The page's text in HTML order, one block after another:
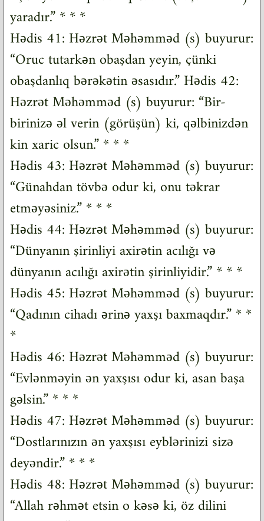
yaradır.” * * *
Hədis 41: Həzrət Məhəmməd (s) buyurur:
“Oruc tutarkən obaşdan yeyin, çünki
obaşdanlıq bərəkətin əsasıdır.” Hədis 42:
Həzrət Məhəmməd (s) buyurur: “Bir-
birinizə əl verin (görüşün) ki, qəlbinizdən
kin xaric olsun.” * * *
Hədis 43: Həzrət Məhəmməd (s) buyurur:
“Günahdan tövbə odur ki, onu təkrar
etməyəsiniz.” * * *
Hədis 44: Həzrət Məhəmməd (s) buyurur:
“Dünyanın şirinliyi axirətin acılığı və
dünyanın acılığı axirətin şirinliyidir.” * * *
Hədis 45: Həzrət Məhəmməd (s) buyurur:
“Qadının cihadı ərinə yaxşı baxmaqdır.” * *
*
Hədis 46: Həzrət Məhəmməd (s) buyurur:
“Evlənməyin ən yaxşısı odur ki, asan başa
gəlsin.” * * *
Hədis 47: Həzrət Məhəmməd (s) buyurur:
“Dostlarınızın ən yaxşısı eyblərinizi sizə
deyəndir.” * * *
Hədis 48: Həzrət Məhəmməd (s) buyurur:
“Allah rəhmət etsin o kəsə ki, öz dilini